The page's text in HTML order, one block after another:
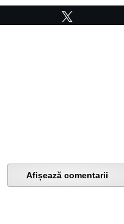
Afișează comentarii